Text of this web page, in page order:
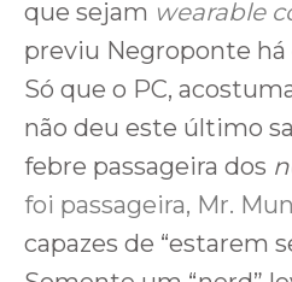
que sejam wearable
previu Negroponte há
Só que o PC,
não deu este último
febre passageira dos
foi passageira, Mr.
capazes de “estarem